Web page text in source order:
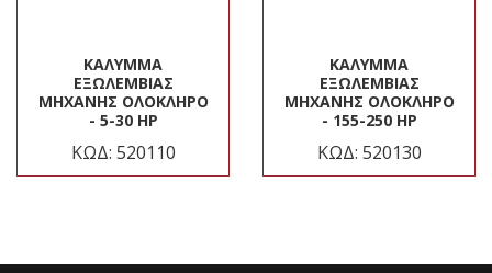
ΚΆΛΥΜΜΑ
ΕΞΩΛΈΜΒΙΑΣ
ΜΗΧΑΝΉΣ ΟΛΌΚΛΗΡΟ
- 5-30 HP
ΚΩΔ: 520110
ΚΆΛΥΜΜΑ
ΕΞΩΛΈΜΒΙΑΣ
ΜΗΧΑΝΉΣ ΟΛΌΚΛΗΡΟ
- 155-250 HP
ΚΩΔ: 520130